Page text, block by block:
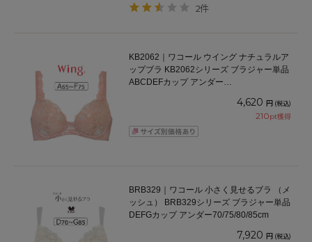
2件
KB2062｜ワコール ウイング ナチュラルア
ップブラ KB2062シリーズ ブラジャー単品
ABCDEFカップ アンダー
4,620 円 (税込)
210pt獲得
BRB329｜ワコール 小さく見せるブラ （メ
ッシュ） BRB329シリーズ ブラジャー単品
DEFGカップ アンダー70/75/80/85cm
7,920 円 (税込)